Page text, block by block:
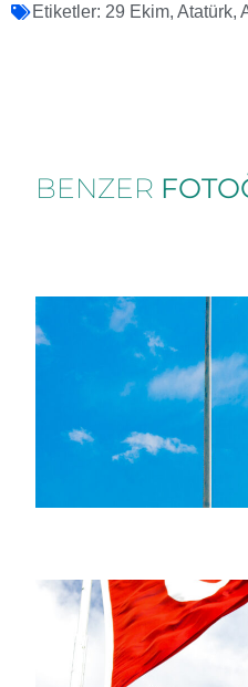
Etiketler: 29 Ekim, Atatürk,
BENZER